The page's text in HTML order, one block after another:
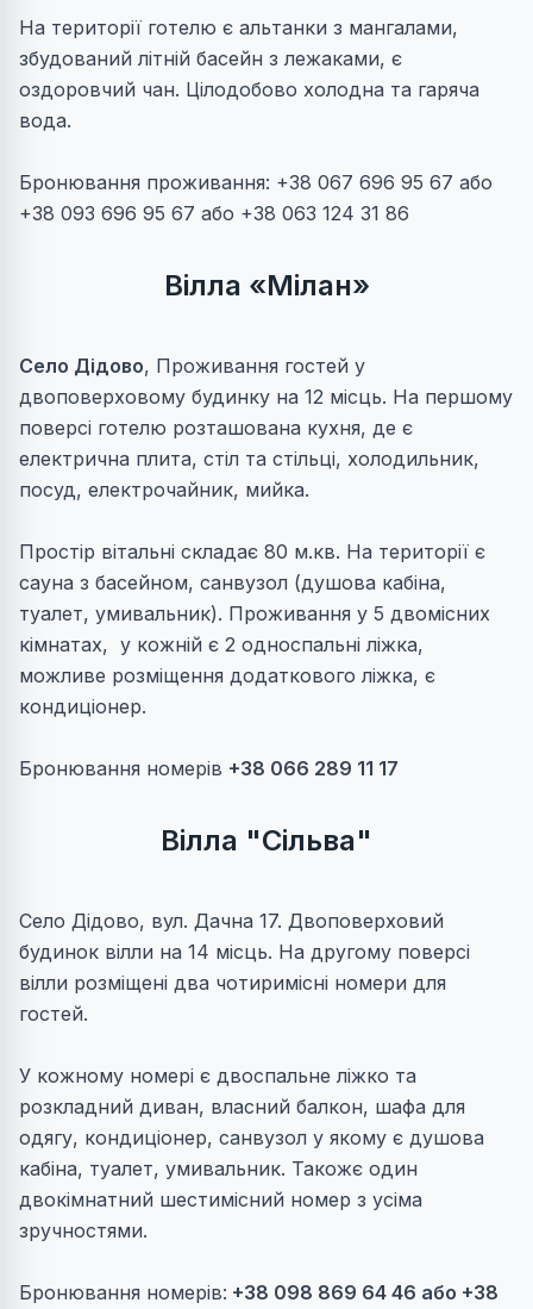
На території готелю є альтанки з мангалами,
збудований літній басейн з лежаками, є
оздоровчий чан. Цілодобово холодна та гаряча
вода.
Бронювання проживання: +38 067 696 95 67 або
+38 093 696 95 67 або +38 063 124 31 86
Вілла «Мілан»
Село Дідово, Проживання гостей у
двоповерховому будинку на 12 місць. На першому
поверсі готелю розташована кухня, де є
електрична плита, стіл та стільці, холодильник,
посуд, електрочайник, мийка.
Простір вітальні складає 80 м.кв. На території є
сауна з басейном, санвузол (душова кабіна,
туалет, умивальник). Проживання у 5 двомісних
кімнатах, у кожній є 2 односпальні ліжка,
можливе розміщення додаткового ліжка, є
кондиціонер.
Бронювання номерів +38 066 289 11 17
Вілла "Сільва"
Село Дідово, вул. Дачна 17. Двоповерховий
будинок вілли на 14 місць. На другому поверсі
вілли розміщені два чотиримісні номери для
гостей.
У кожному номері є двоспальне ліжко та
розкладний диван, власний балкон, шафа для
одягу, кондиціонер, санвузол у якому є душова
кабіна, туалет, умивальник. Такожє один
двокімнатний шестимісний номер з усіма
зручностями.
Бронювання номерів: +38 098 869 64 46 або +38